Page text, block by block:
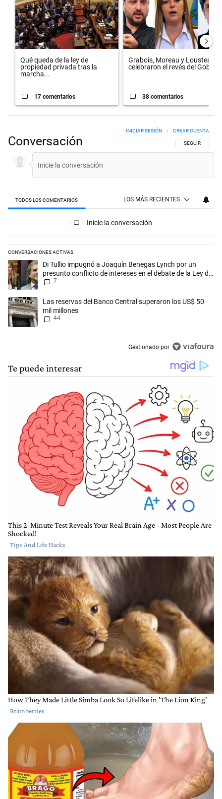
Qué queda de la ley de
propiedad privada tras la
marcha...
17 comentarios
Grabois, Moreau y Lousteau
celebraron el revés del Gobi...
38 comentarios
Conversación SIGA ESTA
SEGUIR
INICIAR SESIÓN CREAR CUENTA
TODOS LOS COMENTARIOS LOS MÁS RECIENTES
Todos los comentarios
Inicie la conversación
CONVERSACIONES ACTIVAS
Este listado muestra los artículos con más comentarios en los
Un artículo de tendencia con el título "Di Tullio impugnó a Joaquín
Di Tullio impugnó a Joaquín Benegas Lynch por un
presunto conflicto de intereses en el debate de la Ley de
Tierras
7
Un artículo de tendencia con el título "Las reservas del Banco Central
Las reservas del Banco Central superaron los US$ 50
mil millones
44
Gestionado por